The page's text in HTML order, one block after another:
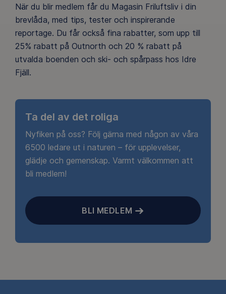
När du blir medlem får du Magasin Friluftsliv i din
brevlåda, med tips, tester och inspirerande
reportage. Du får också fina rabatter, som upp till
25% rabatt på Outnorth och 20 % rabatt på
utvalda boenden och ski- och spårpass hos Idre
Fjäll.
Ta del av det roliga
Nyfiken på oss? Följ gärna med någon av våra
6500 ledare ut i naturen – för upplevelser,
glädje och gemenskap. Varmt välkommen att
bli medlem!
BLI MEDLEM